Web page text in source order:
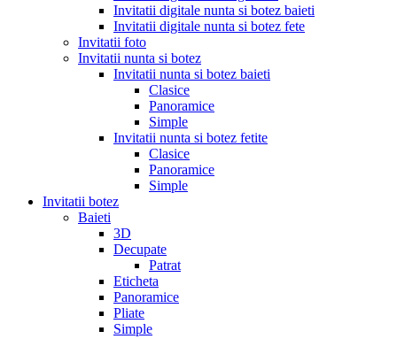
Invitatii digitale nunta si botez baieti
Invitatii digitale nunta si botez fete
Invitatii foto
Invitatii nunta si botez
Invitatii nunta si botez baieti
Clasice
Panoramice
Simple
Invitatii nunta si botez fetite
Clasice
Panoramice
Simple
Invitatii botez
Baieti
3D
Decupate
Patrat
Eticheta
Panoramice
Pliate
Simple